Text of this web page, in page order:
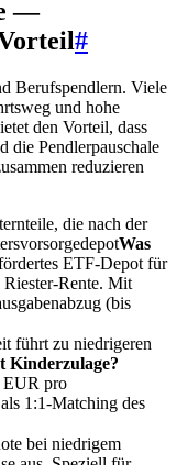
—
#
Berufspendlern. Viele
und hohe
den Vorteil, dass
die Pendlerpauschale
reduzieren
die nach der
Was
ETF-Depot für
Rente. Mit
(bis
führt zu niedrigeren
Kinderzulage?
EUR pro
1:1-Matching des
bei niedrigem